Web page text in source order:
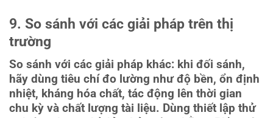
9. So sánh với các giải pháp trên thị
trường
So sánh với các giải pháp khác: khi đối sánh,
hãy dùng tiêu chí đo lường như độ bền, ổn định
nhiệt, kháng hóa chất, tác động lên thời gian
chu kỳ và chất lượng tài liệu. Dùng thiết lập thử